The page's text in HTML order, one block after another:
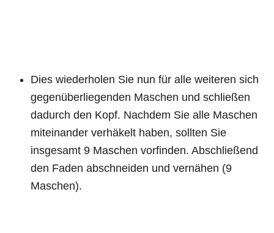
Dies wiederholen Sie nun für alle weiteren sich
gegenüberliegenden Maschen und schließen
dadurch den Kopf. Nachdem Sie alle Maschen
miteinander verhäkelt haben, sollten Sie
insgesamt 9 Maschen vorfinden. Abschließend
den Faden abschneiden und vernähen (9
Maschen).